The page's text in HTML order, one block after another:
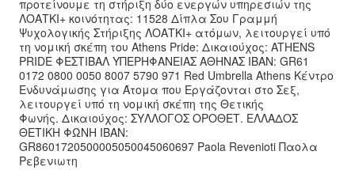
προτείνουμε τη στήριξη δύο ενεργών υπηρεσιών της
ΛΟΑΤΚΙ+ κοινότητας: 11528 Δίπλα Σου Γραμμή
Ψυχολογικής Στήριξης ΛΟΑΤΚΙ+ ατόμων, λειτουργεί υπό
τη νομική σκέπη του Athens Pride: Δικαιούχος: ATHENS
PRIDE ΦΕΣΤΙΒΑΛ ΥΠΕΡΗΦΑΝΕΙΑΣ ΑΘΗΝΑΣ IBAN: GR61
0172 0800 0050 8007 5790 971 Red Umbrella Athens Κέντρο
Ενδυνάμωσης για Άτομα που Εργάζονται στο Σεξ,
λειτουργεί υπό τη νομική σκέπη της Θετικής
Φωνής. Δικαιούχος: ΣΥΛΛΟΓΟΣ ΟΡΟΘΕΤ. ΕΛΛΑΔΟΣ
ΘΕΤΙΚΗ ΦΩΝΗ IBAN:
GR8601720500005050045060697 Paola Revenioti Παολα
Ρεβενιωτη